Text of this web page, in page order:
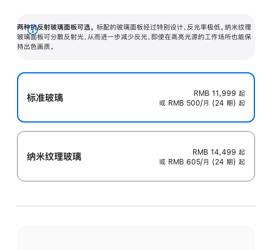
两种抗反射玻璃面板可选。 标配的玻璃面板经过特别设计，反光率极低。纳米纹理
玻璃面板可分散反射光，从而进一步减少反光，即使在高亮光源的工作场所也能保
持出色画质。
展
开
标准玻璃 RMB 11,999 起
或 RMB 500/月 (24 期) 起
纳米纹理玻璃 RMB 14,499 起
或 RMB 605/月 (24 期) 起